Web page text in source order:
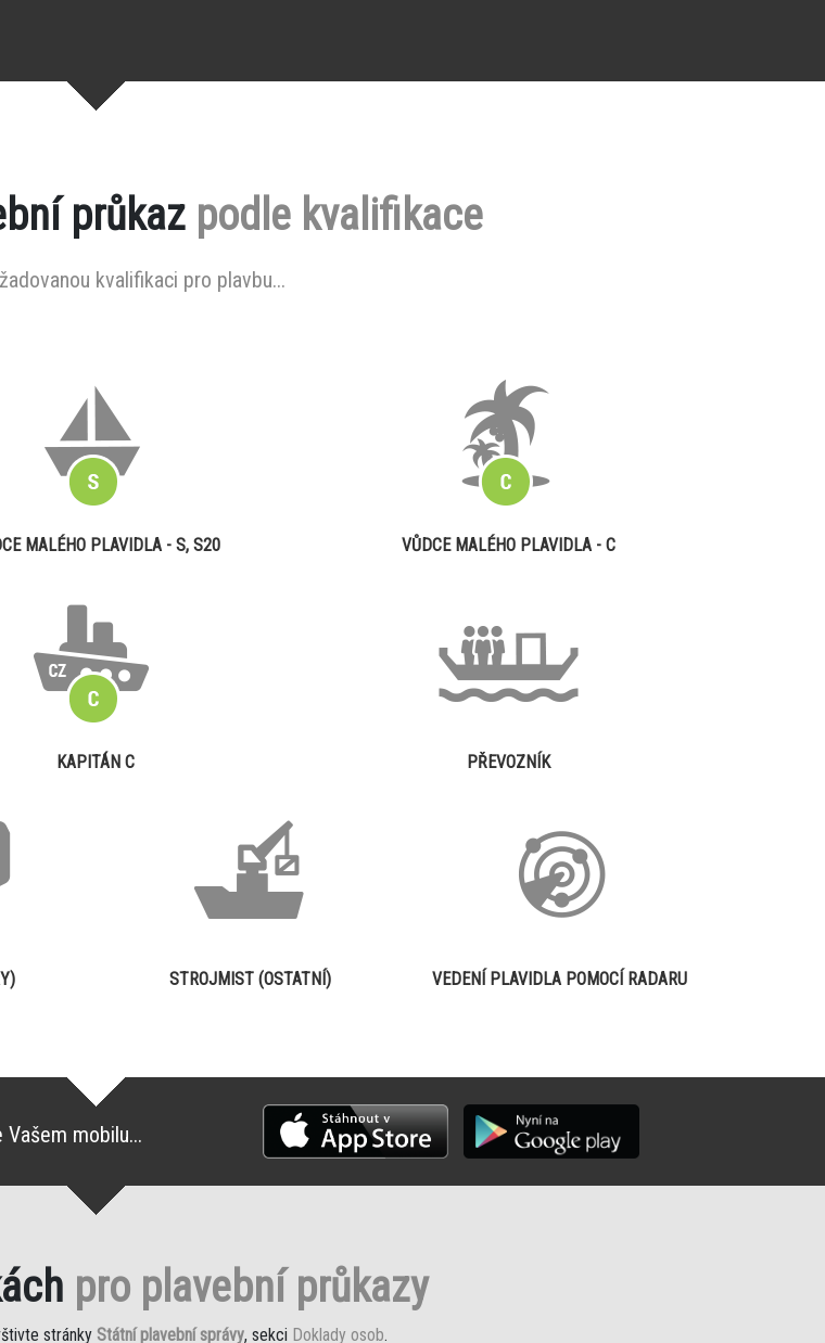
průkaz podle kvalifikace
kvalifikaci pro plavbu...
MALÉHO PLAVIDLA - S, S20 VŮDCE MALÉHO PLAVIDLA - C
KAPITÁN C PŘEVOZNÍK
STROJMIST (OSTATNÍ) VEDENÍ PLAVIDLA POMOCÍ RADARU
mobilu...
pro plavební průkazy
stránky Státní plavební správy, sekci Doklady osob.